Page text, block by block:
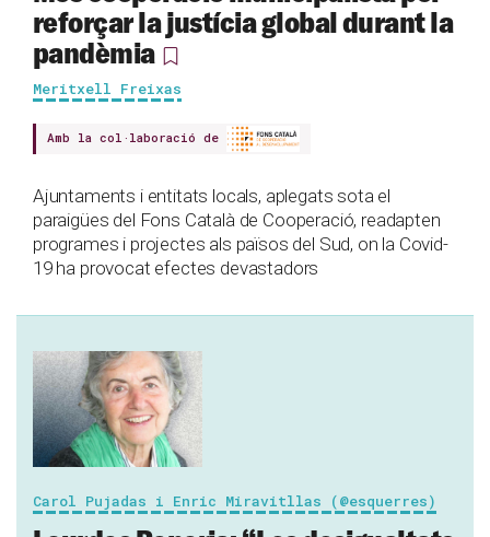
reforçar la justícia global durant la
pandèmia
Meritxell Freixas
Amb la col·laboració de
Ajuntaments i entitats locals, aplegats sota el
paraigües del Fons Català de Cooperació, readapten
programes i projectes als països del Sud, on la Covid-
19 ha provocat efectes devastadors
Carol Pujadas i Enric Miravitllas (@esquerres)